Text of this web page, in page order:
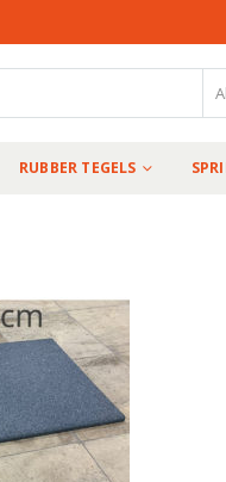
RUBBER TEGELS